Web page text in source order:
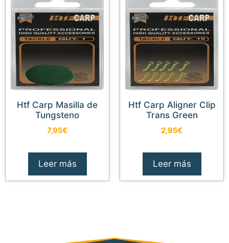
Htf Carp Masilla de
Tungsteno
7,95€
Leer más
Htf Carp Aligner Clip
Trans Green
2,95€
Leer más